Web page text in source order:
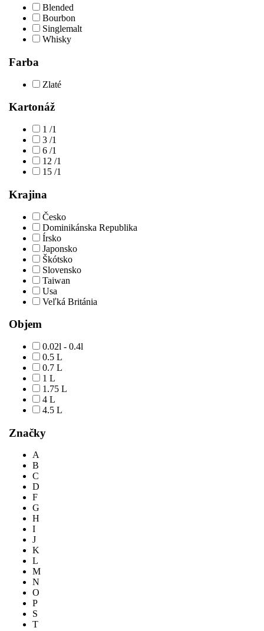
Blended
Bourbon
Singlemalt
Whisky
Farba
Zlaté
Kartonáž
1 /1
3 /1
6 /1
12 /1
15 /1
Krajina
Česko
Dominikánska Republika
Írsko
Japonsko
Škótsko
Slovensko
Taiwan
Usa
Veľká Británia
Objem
0.02l - 0.4l
0.5 L
0.7 L
1 L
1.75 L
4 L
4.5 L
Značky
A
B
C
D
F
G
H
I
J
K
L
M
N
O
P
S
T